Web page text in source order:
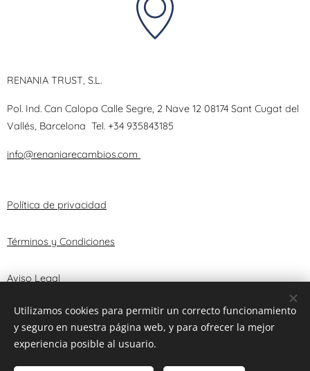
RENANIA TRUST, S.L.
Pol. Ind. Can Calopa Calle Segre, 2 Nave 12 08174 Sant Cugat del
Vallés, Barcelona Tel. +34 935843185
info@renaniarecambios.com
Política de privacidad
Términos y Condiciones
Aviso Legal
© 2025 RENANIA TRUST, S.L. Cookies
Utilizamos cookies para permitir un correcto funcionamiento
y seguro en nuestra página web, y para ofrecer la mejor
experiencia posible al usuario.